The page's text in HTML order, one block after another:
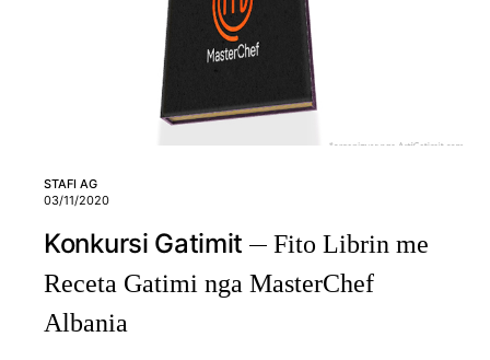
STAFI AG
03/11/2020
Konkursi Gatimit
Fito Librin me
Receta Gatimi nga MasterChef
Albania